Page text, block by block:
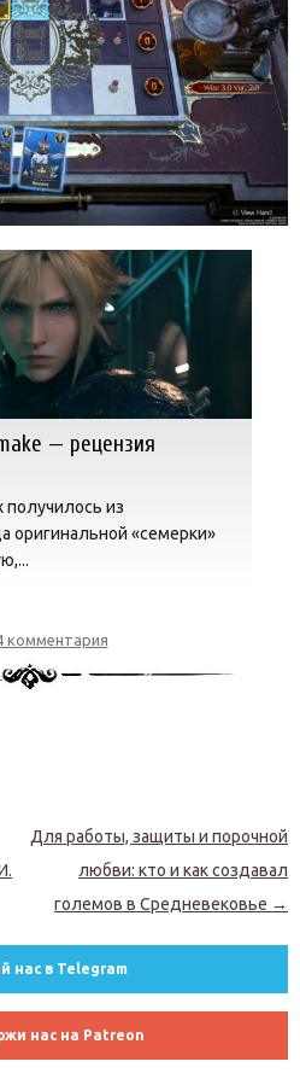
— рецензия
получилось из
оригинальной «семерки»
комментария
Для работы, защиты и порочной
любви: кто и как создавал
големов в Средневековье →
нас в Telegram
нас на Patreon